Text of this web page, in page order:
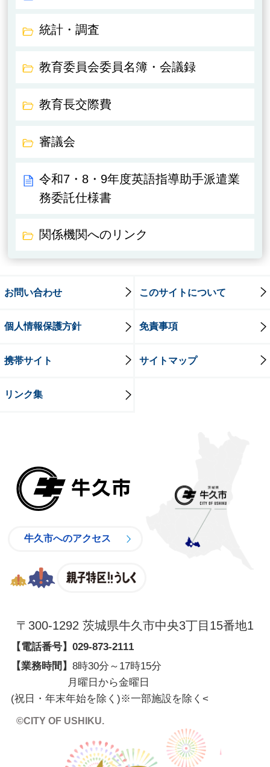
統計・調査
教育委員会委員名簿・会議録
教育長交際費
審議会
令和7・8・9年度英語指導助手派遣業
務委託仕様書
関係機関へのリンク
お問い合わせ このサイトについて
個人情報保護方針 免責事項
携帯サイト サイトマップ
リンク集
牛久市へのアクセス
〒300-1292 茨城県牛久市中央3丁目15番地1
【電話番号】 029-873-2111
【業務時間】 8時30分～17時15分
月曜日から金曜日
(祝日・年末年始を除く)※一部施設を除く <
©CITY OF USHIKU.